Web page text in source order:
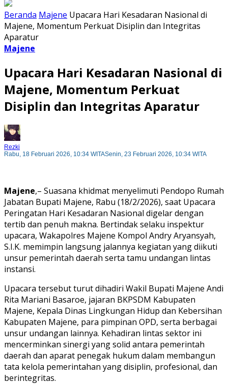
Beranda Majene Upacara Hari Kesadaran Nasional di
Majene, Momentum Perkuat Disiplin dan Integritas
Aparatur
Majene
Upacara Hari Kesadaran Nasional di
Majene, Momentum Perkuat
Disiplin dan Integritas Aparatur
Rezki
Rabu, 18 Februari 2026, 10:34 WITASenin, 23 Februari 2026, 10:34 WITA
Majene,– Suasana khidmat menyelimuti Pendopo Rumah
Jabatan Bupati Majene, Rabu (18/2/2026), saat Upacara
Peringatan Hari Kesadaran Nasional digelar dengan
tertib dan penuh makna. Bertindak selaku inspektur
upacara, Wakapolres Majene Kompol Andry Aryansyah,
S.I.K. memimpin langsung jalannya kegiatan yang diikuti
unsur pemerintah daerah serta tamu undangan lintas
instansi.
Upacara tersebut turut dihadiri Wakil Bupati Majene Andi
Rita Mariani Basaroe, jajaran BKPSDM Kabupaten
Majene, Kepala Dinas Lingkungan Hidup dan Kebersihan
Kabupaten Majene, para pimpinan OPD, serta berbagai
unsur undangan lainnya. Kehadiran lintas sektor ini
mencerminkan sinergi yang solid antara pemerintah
daerah dan aparat penegak hukum dalam membangun
tata kelola pemerintahan yang disiplin, profesional, dan
berintegritas.